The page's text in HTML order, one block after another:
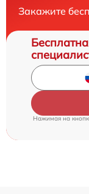
Закажите
Нажимая на